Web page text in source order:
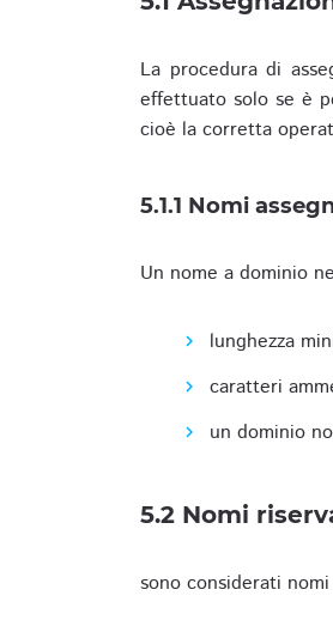
La procedura di
effettuato solo se è
cioè la corretta
5.1.1 Nomi
Un nome a dominio
lunghezza
caratteri
un dominio
5.2 Nomi
sono considerati